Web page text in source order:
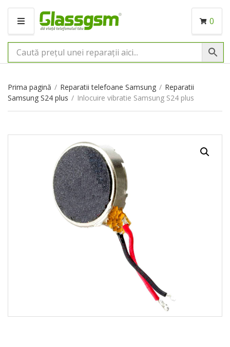
M
N
I
0
Prima pagină / Reparatii telefoane Samsung / Reparatii
Samsung S24 plus / Inlocuire vibratie Samsung S24 plus